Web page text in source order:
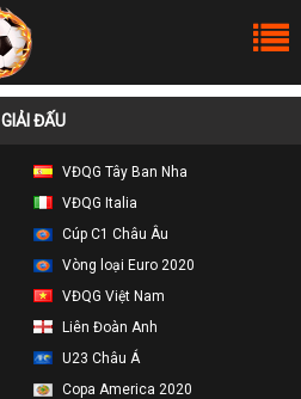
GIẢI ĐẤU
VĐQG Tây Ban Nha
VĐQG Italia
Cúp C1 Châu Âu
Vòng loại Euro 2020
VĐQG Việt Nam
Liên Đoàn Anh
U23 Châu Á
Copa America 2020